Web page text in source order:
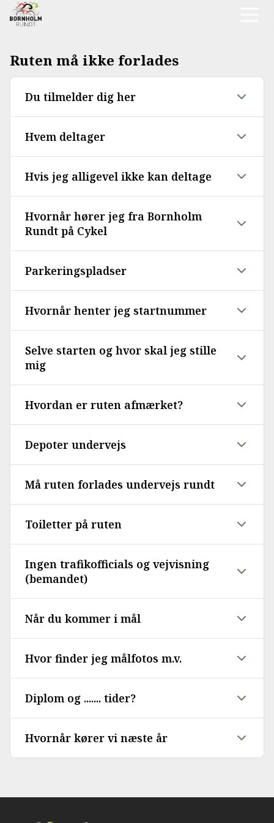
Ruten må ikke forlades
Du tilmelder dig her
Hvem deltager
Hvis jeg alligevel ikke kan deltage
Hvornår hører jeg fra Bornholm
Rundt på Cykel
Parkeringspladser
Hvornår henter jeg startnummer
Selve starten og hvor skal jeg stille
mig
Hvordan er ruten afmærket?
Depoter undervejs
Må ruten forlades undervejs rundt
Toiletter på ruten
Ingen trafikofficials og vejvisning
(bemandet)
Når du kommer i mål
Hvor finder jeg målfotos m.v.
Diplom og ....... tider?
Hvornår kører vi næste år